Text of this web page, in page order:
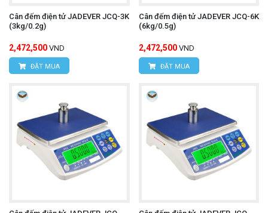
Cân đếm điện tử JADEVER JCQ-3K
(3kg/0.2g)
2,472,500 VND
ĐẶT MUA
Cân đếm điện tử JADEVER JCQ-6K
(6kg/0.5g)
2,472,500 VND
ĐẶT MUA